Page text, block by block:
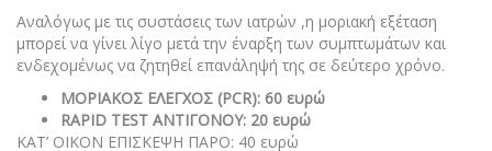
Αναλόγως με τις συστάσεις των ιατρών ,η μοριακή εξέταση
μπορεί να γίνει λίγο μετά την έναρξη των συμπτωμάτων και
ενδεχομένως να ζητηθεί επανάληψή της σε δεύτερο χρόνο.
ΜΟΡΙΑΚΟΣ ΕΛΕΓΧΟΣ (PCR): 60 ευρώ
RAPID TEST ΑΝΤΙΓΟΝΟΥ: 20 ευρώ
ΚΑΤ’ ΟΙΚΟΝ ΕΠΙΣΚΕΨΗ ΠΑΡΟ: 40 ευρώ